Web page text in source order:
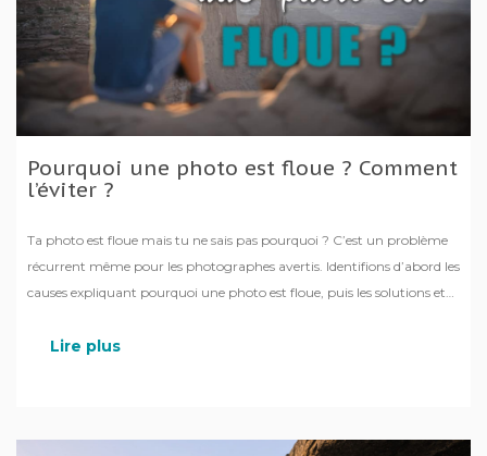
Pourquoi une photo est floue ? Comment
l’éviter ?
Ta photo est floue mais tu ne sais pas pourquoi ? C’est un problème
récurrent même pour les photographes avertis. Identifions d’abord les
causes expliquant pourquoi une photo est floue, puis les solutions et
Lire plus